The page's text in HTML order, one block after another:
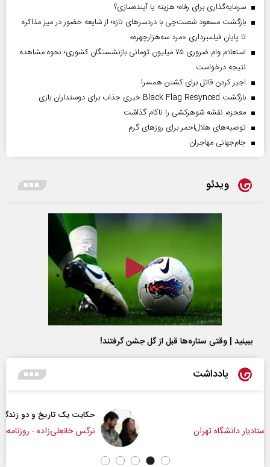
سرمایه‌گذاری برای رفاه؛ هزینه یا آینده‌سازی؟
بازگشت مسعود شصت‌چی با دردسر‌های تازه؛ از شایعه حضور در میز مذاکره
تا پایان فیلمبرداری «مرد سه‌هزارچهره»
استعلام وام ضروری ۷۵ میلیون تومانی بازنشستگان کشوری؛ نحوه مشاهده
نتیجه درخواست
اجیر کردن قاتل برای کشتن همسر!
بازگشت Black Flag Resynced خبری جذاب برای دوستداران بازی
معجزه، نقشه شوهرکشی را ناکام گذاشت
توصیه‌های هلال‌احمر برای روز‌های گرم
جام‌جهانی مهاجران
ویدئو
ببینید | وقتی ستاره‌ها قبل از گل جشن گرفتند!
یادداشت
حکایت یک تاریخ و دو زندگی
نرگس خانعلی‌زاده - روزنامه‌نگار